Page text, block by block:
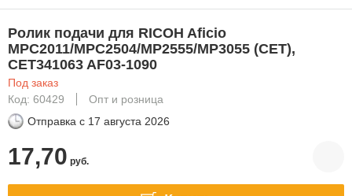
Ролик подачи для RICOH Aficio
MPC2011/MPC2504/MP2555/MP3055 (CET),
CET341063 AF03-1090
Под заказ
Код: 60429
Опт и розница
Отправка с 17 августа 2026
17,70 руб.